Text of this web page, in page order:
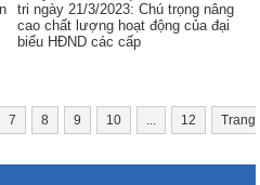
tri ngày 21/3/2023: Chú trọng nâng
cao chất lượng hoạt động của đại
biểu HĐND các cấp
7 8 9 10 12
Trang